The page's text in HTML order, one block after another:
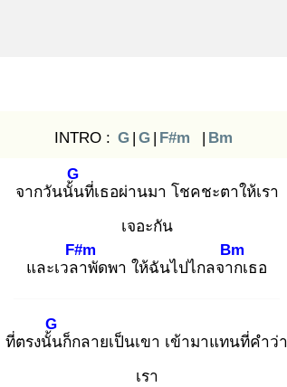
INTRO : G | G | F#m | Bm
จากวันนั้น
G
ที่เธอผ่านมา โชคชะตาให้เรา
เจอะกัน
และเวลา
F#m
พัดพา ให้ฉันไปไกลจาก
Bm
เธอ
ที่ตรงนั้น
G
ก็กลายเป็นเขา เข้ามาแทนที่คำว่า
เรา